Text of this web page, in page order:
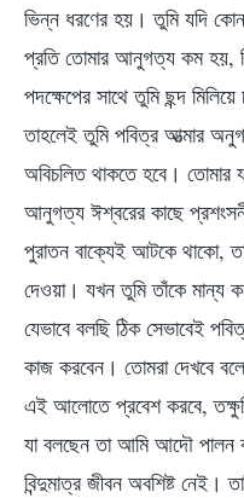
ভিন্ন ধরণের হয়। তুমি যদি
প্রতি তোমার আনুগত্য কম হয়,
পদক্ষেপের সাথে তুমি ছন্দ
তাহলেই তুমি পবিত্র আত্মার
অবিচলিত থাকতে হবে।
আনুগত্য ঈশ্বরের কাছে
পুরাতন বাক্যেই আটকে থাকো,
দেওয়া। যখন তুমি তাঁকে মান্য
যেভাবে বলছি ঠিক সেভাবেই
কাজ করবেন। তোমরা দেখবে
এই আলোতে প্রবেশ করবে,
যা বলছেন তা আমি আদৌ পালন
বিন্দুমাত্র জীবন অবশিষ্ট নেই।